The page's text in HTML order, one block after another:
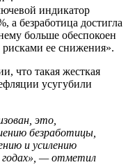
индикатор
а безработица достигла
больше обеспокоен
ее снижения».
что такая жесткая
усугубили
это,
безработицы,
и усилению
годах», — отметил